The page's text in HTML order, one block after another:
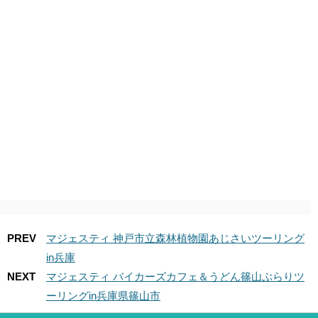
PREV
マジェスティ 神戸市立森林植物園あじさいツーリング
in兵庫
NEXT
マジェスティ バイカーズカフェ＆うどん篠山ぶらりツ
ーリングin兵庫県篠山市